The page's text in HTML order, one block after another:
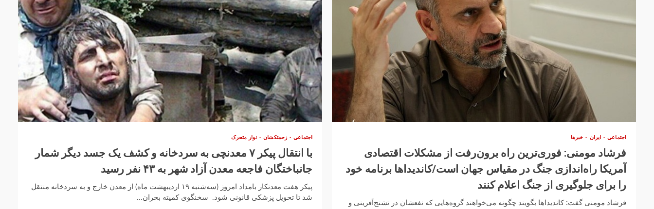
اجتماعی ایران خبرها
فرشاد مومنی: فوری‌ترین راه برون‌رفت از مشکلات اقتصادی
آمریکا راه‌اندازی جنگ در مقیاس جهان است/کاندیداها برنامه‌ خود
را برای جلوگیری از جنگ‌ اعلام کنند
فرشاد مومنی گفت: کاندیداها بگویند چگونه می‌خواهند گروه‌هایی که نفعشان در تشنج‌آفرینی و
اجتماعی زحمتکشان نوار متحرک
با انتقال پیکر ۷ معدنچی به سردخانه و کشف یک جسد دیگر شمار
جانباختگان فاجعه معدن آزاد شهر به ۴۳ نفر رسید
پیکر هفت معدنکار بامداد امروز (سه‌شنبه ۱۹ اردیبهشت ماه) از معدن خارج و به سردخانه منتقل
شد تا تحویل پزشکی قانونی شود. سخنگوی کمیته بحران...